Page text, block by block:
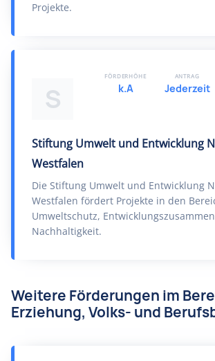
Projekte.
S
Stiftung Umwelt und Entwicklung
Westfalen
Die Stiftung Umwelt und Entwicklung
Westfalen fördert Projekte in den
Umweltschutz,
Nachhaltigkeit.
FÖRDERHÖHE
k.A
ANTRAG
Jederzeit
Weitere Förderungen im
Erziehung, Volks- und